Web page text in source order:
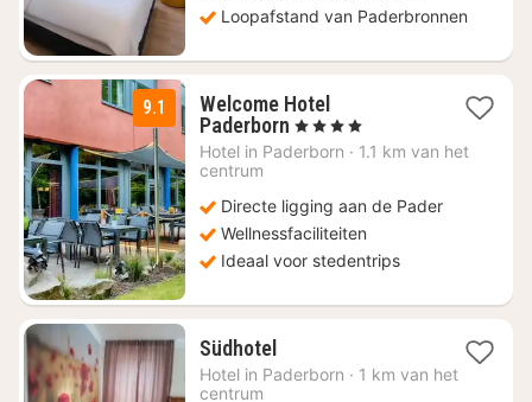
Loopafstand van Paderbronnen
9.1
Welcome Hotel
Paderborn 2
nachten
96,82
, 4 Sterren
Hotel in Paderborn · 1.1 km van het
centrum
Directe ligging aan de Pader
Wellnessfaciliteiten
Ideaal voor stedentrips
Südhotel1
nacht
Hotel in Paderborn · 1 km van het
centrum